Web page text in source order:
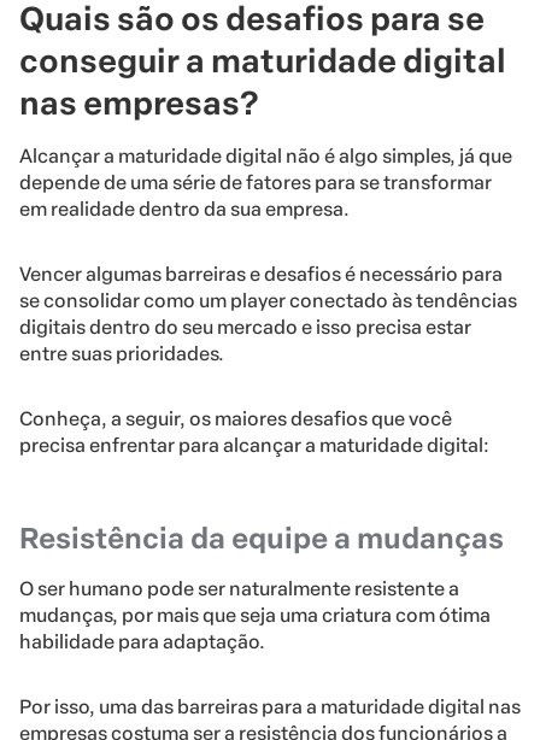
Quais são os desafios para se
conseguir a maturidade digital
nas empresas?
Alcançar a maturidade digital não é algo simples, já que
depende de uma série de fatores para se transformar
em realidade dentro da sua empresa.
Vencer algumas barreiras e desafios é necessário para
se consolidar como um player conectado às tendências
digitais dentro do seu mercado e isso precisa estar
entre suas prioridades.
Conheça, a seguir, os maiores desafios que você
precisa enfrentar para alcançar a maturidade digital:
Resistência da equipe a mudanças
O ser humano pode ser naturalmente resistente a
mudanças, por mais que seja uma criatura com ótima
habilidade para adaptação.
Por isso, uma das barreiras para a maturidade digital nas
empresas costuma ser a resistência dos funcionários a